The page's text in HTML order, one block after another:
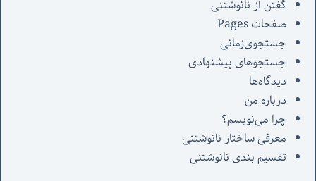
گفتن از نانوشتنی
صفحات Pages
جستجوی‌زمانی
جستجوهای پیشنهادی
دیدگاه‌ها
درباره من
چرا می‌نویسم؟
معرفی‌ ساختار نانوشتنی
تقسیم بندی نانوشتنی